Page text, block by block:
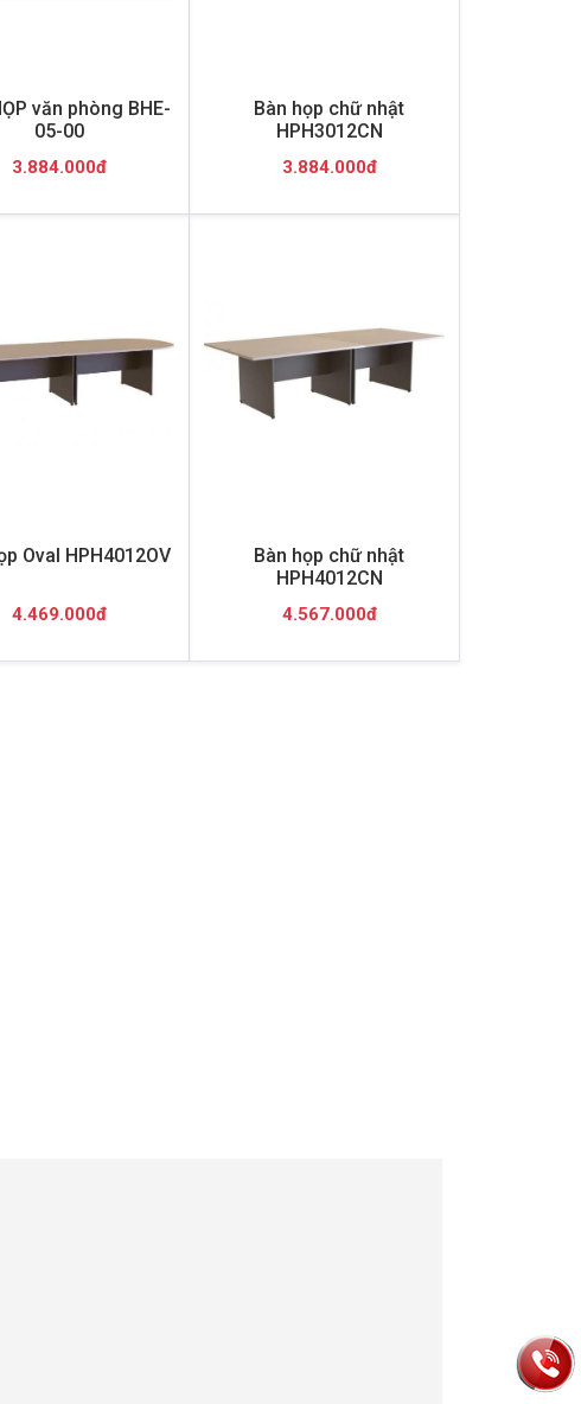
văn phòng BHE-
05-00
3.884.000đ
Bàn họp chữ nhật
HPH3012CN
3.884.000đ
Oval HPH4012OV
4.469.000đ
Bàn họp chữ nhật
HPH4012CN
4.567.000đ